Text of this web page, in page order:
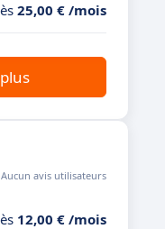
25,00 € /mois
Aucun avis utilisateurs
12,00 € /mois